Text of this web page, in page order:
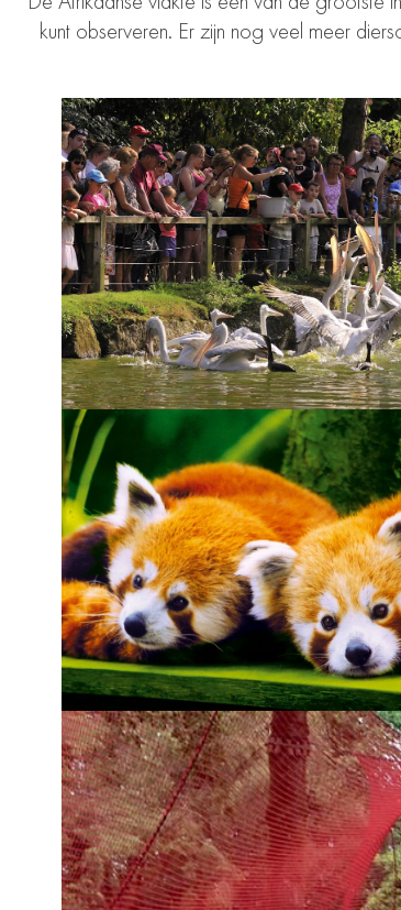
kunt observeren. Er zijn nog veel meer